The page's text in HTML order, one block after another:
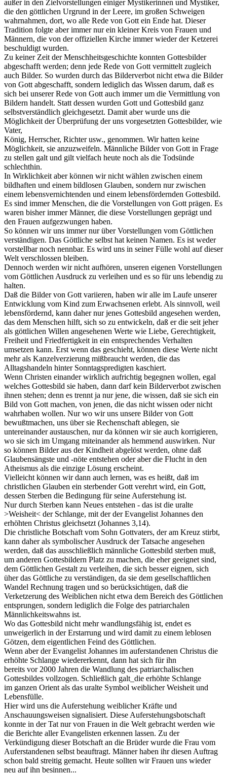
außer in den Zielvorstellungen einiger Mystikerinnen und Mystiker,
die den göttlichen Urgrund in der Leere, im großen Schweigen
wahrnahmen, dort, wo alle Rede von Gott ein Ende hat. Dieser
Tradition folgte aber immer nur ein kleiner Kreis von Frauen und
Männern, die von der offiziellen Kirche immer wieder der Ketzerei
beschuldigt wurden.
Zu keiner Zeit der Menschheitsgeschichte konnten Gottesbilder
abgeschafft werden; denn jede Rede von Gott vermittelt zugleich
auch Bilder. So wurden durch das Bilderverbot nicht etwa die Bilder
von Gott abgeschafft, sondern lediglich das Wissen darum, daß es
sich bei unserer Rede von Gott auch immer um die Vermittlung von
Bildern handelt. Statt dessen wurden Gott und Gottesbild ganz
selbstverständlich gleichgesetzt. Damit aber wurde uns die
Möglichkeit der Überprüfung der uns vorgesetzten Gottesbilder, wie
Vater,
König, Herrscher, Richter usw., genommen. Wir hatten keine
Möglichkeit, sie anzuzweifeln. Männliche Bilder von Gott in Frage
zu stellen galt und gilt vielfach heute noch als die Todsünde
schlechthin.
In Wirklichkeit aber können wir nicht wählen zwischen einem
bildhaften und einem bildlosen Glauben, sondern nur zwischen
einem lebensvernichtenden und einem lebensfördernden Gottesbild.
Es sind immer Menschen, die die Vorstellungen von Gott prägen. Es
waren bisher immer Männer, die diese Vorstellungen geprägt und
den Frauen aufgezwungen haben.
So können wir uns immer nur über Vorstellungen vom Göttlichen
verständigen. Das Göttliche selbst hat keinen Namen. Es ist weder
vorstellbar noch nennbar. Es wird uns in seiner Fülle wohl auf dieser
Welt verschlossen bleiben.
Dennoch werden wir nicht aufhören, unseren eigenen Vorstellungen
vom Göttlichen Ausdruck zu verleihen und es so für uns lebendig zu
halten.
Daß die Bilder von Gott variieren, haben wir alle im Laufe unserer
Entwicklung vom Kind zum Erwachsenen erlebt. Als sinnvoll, weil
lebensfördernd, kann daher nur jenes Gottesbild angesehen werden,
das dem Menschen hilft, sich so zu entwickeln, daß er die seit jeher
als göttlichen Willen angesehenen Werte wie Liebe, Gerechtigkeit,
Freiheit und Friedfertigkeit in ein entsprechendes Verhalten
umsetzen kann. Erst wenn das geschieht, können diese Werte nicht
mehr als Kanzelverzierung mißbraucht werden, die das
Alltagshandeln hinter Sonntagspredigten kaschiert.
Wenn Christen einander wirklich aufrichtig begegnen wollen, egal
welches Gottesbild sie haben, dann darf kein Bilderverbot zwischen
ihnen stehen; denn es trennt ja nur jene, die wissen, daß sie sich ein
Bild von Gott machen, von jenen, die das nicht wissen oder nicht
wahrhaben wollen. Nur wo wir uns unsere Bilder von Gott
bewußtmachen, uns über sie Rechenschaft ablegen, sie
untereinander austauschen, nur da können wir sie auch korrigieren,
wo sie sich im Umgang miteinander als hemmend auswirken. Nur
so können Bilder aus der Kindheit abgelöst werden, ohne daß
Glaubensängste und -nöte entstehen oder aber die Flucht in den
Atheismus als die einzige Lösung erscheint.
Vielleicht können wir dann auch lernen, was es heißt, daß im
christlichen Glauben ein sterbender Gott verehrt wird, ein Gott,
dessen Sterben die Bedingung für seine Auferstehung ist.
Nur durch Sterben kann Neues entstehen - das ist die uralte
>Weisheit< der Schlange, mit der der Evangelist Johannes den
erhöhten Christus gleichsetzt (Johannes 3,14).
Die christliche Botschaft vom Sohn Gottvaters, der am Kreuz stirbt,
kann daher als symbolischer Ausdruck der Tatsache angesehen
werden, daß das ausschließlich männliche Gottesbild sterben muß,
um anderen Gottesbildern Platz zu machen, die eher geeignet sind,
dem Göttlichen Gestalt zu verleihen, die sich besser eignen, sich
üher das Göttliche zu verständigen, da sie dem gesellschaftlichen
Wandel Rechnung tragen und so berücksichtigen, daß die
Verketzerung des Weiblichen nicht etwa dem Bereich des Göttlichen
entsprungen, sondern lediglich die Folge des patriarchalen
Männlichkeitswahns ist.
Wo das Gottesbild nicht mehr wandlungsfähig ist, endet es
unweigerlich in der Erstarrung und wird damit zu einem leblosen
Götzen, dem eigentlichen Feind des Göttlichen.
Wenn aber der Evangelist Johannes im auferstandenen Christus die
erhöhte Schlange wiedererkennt, dann hat sich für ihn
bereits vor 2000 Jahren die Wandlung des patriarchalischen
Gottesbildes vollzogen. Schließlich galt_die erhöhte Schlange
im ganzen Orient als das uralte Symbol weiblicher Weisheit und
Lebensfülle.
Hier wird uns die Auferstehung weiblicher Kräfte und
Anschauungsweisen signalisiert. Diese Auferstehungsbotschaft
konnte in der Tat nur von Frauen in die Welt gebracht werden wie
die Berichte aller Evangelisten erkennen lassen. Zu der
Verkündigung dieser Botschaft an die Brüder wurde die Frau vom
Auferstandenen selbst beauftragt. Männer haben ihr diesen Auftrag
schon bald streitig gemacht. Heute sollten wir Frauen uns wieder
neu auf ihn besinnen...